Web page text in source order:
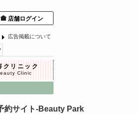
店舗ログイン
広告掲載について
クリニック
Clinic
約サイト-Beauty Park